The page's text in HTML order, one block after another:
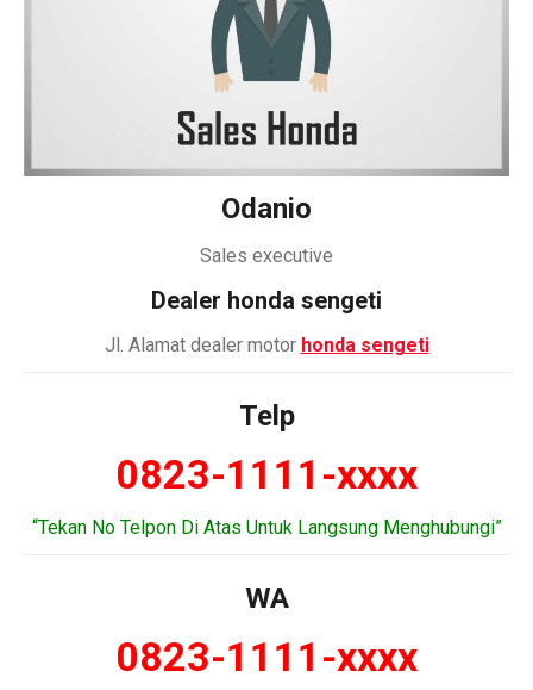
Odanio
Sales executive
Dealer honda sengeti
Jl. Alamat dealer motor honda sengeti
Telp
0823-1111-xxxx
“Tekan No Telpon Di Atas Untuk Langsung Menghubungi”
WA
0823-1111-xxxx